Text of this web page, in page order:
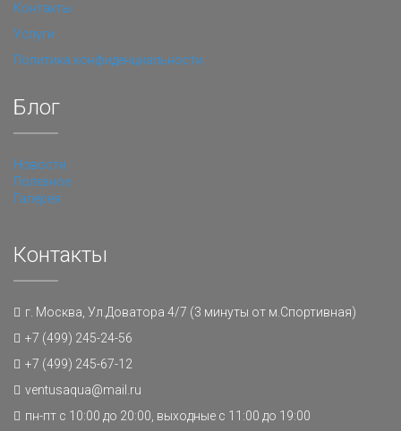
Контакты
Услуги
Политика конфиденциальности
Блог
Новости
Полезное
Галерея
Контакты
г. Москва, Ул.Доватора 4/7 (3 минуты от м.Спортивная)
+7 (499) 245-24-56
+7 (499) 245-67-12
ventusaqua@mail.ru
пн-пт с 10:00 до 20:00, выходные с 11:00 до 19:00